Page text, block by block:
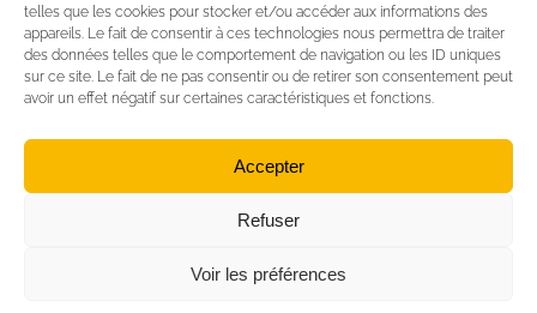
telles que les cookies pour stocker et/ou accéder aux informations des
appareils. Le fait de consentir à ces technologies nous permettra de traiter
des données telles que le comportement de navigation ou les ID uniques
sur ce site. Le fait de ne pas consentir ou de retirer son consentement peut
avoir un effet négatif sur certaines caractéristiques et fonctions.
Accepter
Refuser
Voir les préférences